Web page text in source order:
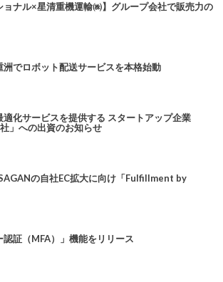
ョナル×星清重機運輸㈱】グループ会社で販売力の
でロボット配送サービスを本格始動
化サービスを提供する スタートアップ企業
」への出資のお知らせ
の自社EC拡大に向け「Fulfillment by
認証（MFA）」機能をリリース